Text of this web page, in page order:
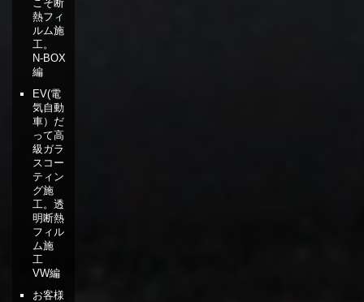
こそ断
熱フィ
ルム施
工。
N-BOX
編
EV(電
気自動
車）だ
って高
級ガラ
スコー
ティン
グ施
工。透
明断熱
フィル
ム施
工
VW編
お客様